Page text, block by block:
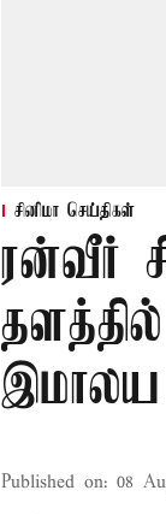
சினிமா செய்திகள்
ரன்வீர்
Published on: 08